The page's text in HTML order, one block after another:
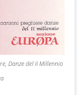
Danze del II Millennio